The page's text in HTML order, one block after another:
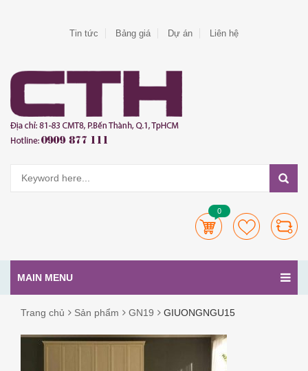
Tin tức Bảng giá Dự án Liên hệ
0
MAIN MENU
Trang chủ Sản phẩm GN19 GIUONGNGU15
GIUONGNGU15